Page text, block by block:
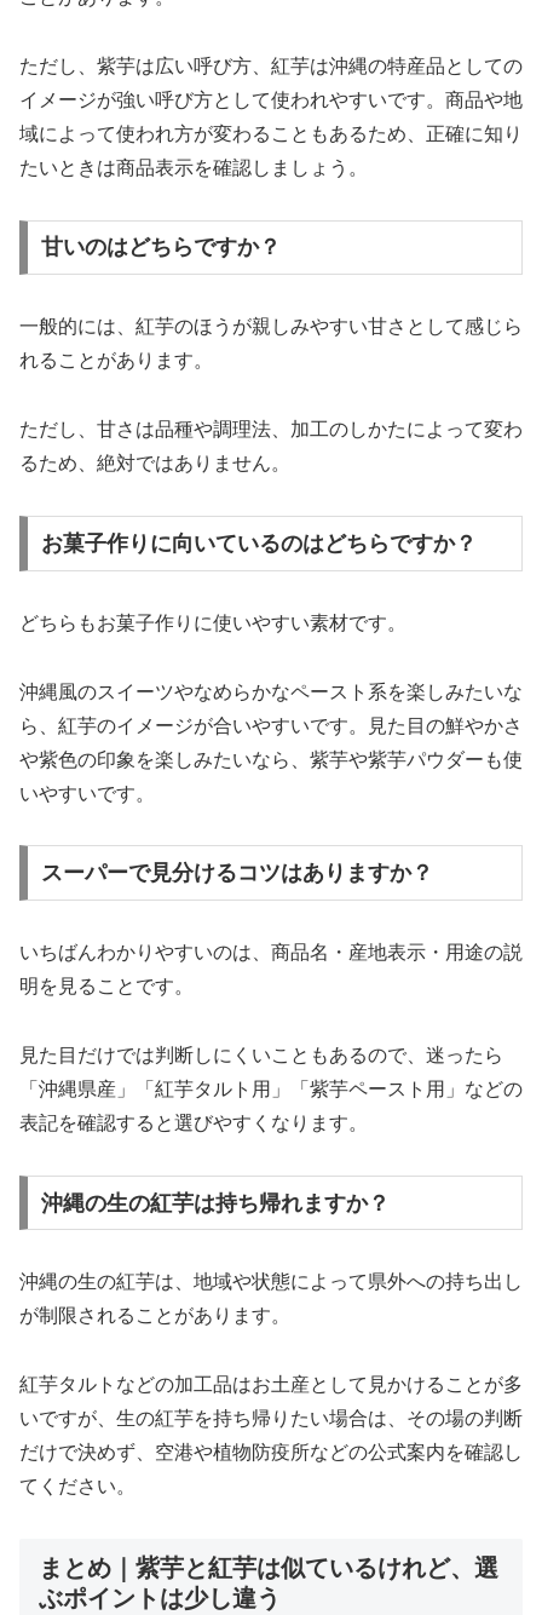
ただし、紫芋は広い呼び方、紅芋は沖縄の特産品としての
イメージが強い呼び方として使われやすいです。商品や地
域によって使われ方が変わることもあるため、正確に知り
たいときは商品表示を確認しましょう。
甘いのはどちらですか？
一般的には、紅芋のほうが親しみやすい甘さとして感じら
れることがあります。
ただし、甘さは品種や調理法、加工のしかたによって変わ
るため、絶対ではありません。
お菓子作りに向いているのはどちらですか？
どちらもお菓子作りに使いやすい素材です。
沖縄風のスイーツやなめらかなペースト系を楽しみたいな
ら、紅芋のイメージが合いやすいです。見た目の鮮やかさ
や紫色の印象を楽しみたいなら、紫芋や紫芋パウダーも使
いやすいです。
スーパーで見分けるコツはありますか？
いちばんわかりやすいのは、商品名・産地表示・用途の説
明を見ることです。
見た目だけでは判断しにくいこともあるので、迷ったら
「沖縄県産」「紅芋タルト用」「紫芋ペースト用」などの
表記を確認すると選びやすくなります。
沖縄の生の紅芋は持ち帰れますか？
沖縄の生の紅芋は、地域や状態によって県外への持ち出し
が制限されることがあります。
紅芋タルトなどの加工品はお土産として見かけることが多
いですが、生の紅芋を持ち帰りたい場合は、その場の判断
だけで決めず、空港や植物防疫所などの公式案内を確認し
てください。
まとめ｜紫芋と紅芋は似ているけれど、選
ぶポイントは少し違う